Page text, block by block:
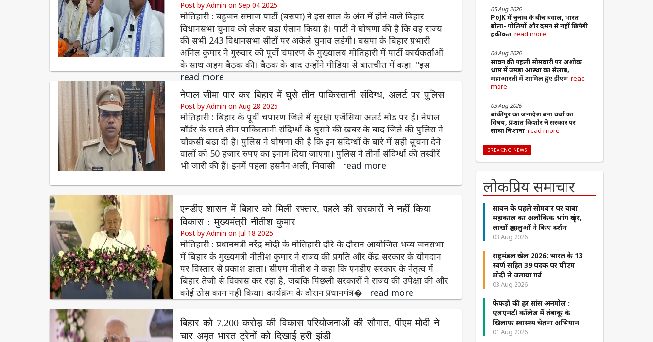
Post by Admin on Sep 04 2025
मोतिहारी : बहुजन समाज पार्टी (बसपा) ने इस साल के अंत में होने वाले बिहार
विधानसभा चुनाव को लेकर बड़ा ऐलान किया है। पार्टी ने घोषणा की है कि वह राज्य
की सभी 243 विधानसभा सीटों पर अकेले चुनाव लड़ेगी। बसपा के बिहार प्रभारी
अनिल कुमार ने गुरुवार को पूर्वी चंपारण के मुख्यालय मोतिहारी में पार्टी कार्यकर्ताओं
के साथ अहम बैठक की। बैठक के बाद उन्होंने मीडिया से बातचीत में कहा, "इस
read more
नेपाल सीमा पार कर बिहार में घुसे तीन पाकिस्तानी संदिग्ध, अलर्ट पर पुलिस
Post by Admin on Aug 28 2025
मोतिहारी : बिहार के पूर्वी चंपारण जिले में सुरक्षा एजेंसियां अलर्ट मोड पर हैं। नेपाल
बॉर्डर के रास्ते तीन पाकिस्तानी संदिग्धों के घुसने की खबर के बाद जिले की पुलिस ने
चौकसी बढ़ा दी है। पुलिस ने घोषणा की है कि इन संदिग्धों के बारे में सही सूचना देने
वालों को 50 हजार रुपए का इनाम दिया जाएगा। पुलिस ने तीनों संदिग्धों की तस्वीरें
भी जारी की हैं। इनमें पहला हसनैन अली, निवासी read more
एनडीए शासन में बिहार को मिली रफ्तार, पहले की सरकारों ने नहीं किया
विकास : मुख्यमंत्री नीतीश कुमार
Post by Admin on Jul 18 2025
मोतिहारी : प्रधानमंत्री नरेंद्र मोदी के मोतिहारी दौरे के दौरान आयोजित भव्य जनसभा
में बिहार के मुख्यमंत्री नीतीश कुमार ने राज्य की प्रगति और केंद्र सरकार के योगदान
पर विस्तार से प्रकाश डाला। सीएम नीतीश ने कहा कि एनडीए सरकार के नेतृत्व में
बिहार तेजी से विकास कर रहा है, जबकि पिछली सरकारों ने राज्य की उपेक्षा की और
कोई ठोस काम नहीं किया। कार्यक्रम के दौरान प्रधानमंत्र� read more
बिहार को 7,200 करोड़ की विकास परियोजनाओं की सौगात, पीएम मोदी ने
चार अमृत भारत ट्रेनों को दिखाई हरी झंडी
05 Aug 2026
PoJK में चुनाव के बीच बवाल, भारत
बोला- गोलियों और दमन से नहीं छिपेगी
हकीकत read more
04 Aug 2026
सावन की पहली सोमवारी पर अशोक
धाम में उमड़ा आस्था का सैलाब,
महाआरती में शामिल हुए डीएम read
more
03 Aug 2026
बांकीपुर का जनादेश बना चर्चा का
विषय, प्रशांत किशोर ने सरकार पर
साधा निशाना read more
BREAKING NEWS
लोकप्रिय समाचार
सावन के पहले सोमवार पर बाबा
महाकाल का अलौकिक भांग श्रृंगार,
लाखों श्रद्धालुओं ने किए दर्शन
03 Aug 2026
राष्ट्रमंडल खेल 2026: भारत के 13
स्वर्ण सहित 39 पदक पर पीएम
मोदी ने जताया गर्व
03 Aug 2026
फेफड़ों की हर सांस अनमोल :
एलएनटी कॉलेज में तंबाकू के
खिलाफ स्वास्थ्य चेतना अभियान
01 Aug 2026